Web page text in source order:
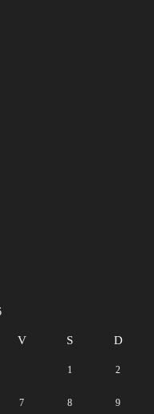
V S D
1 2
7 8 9